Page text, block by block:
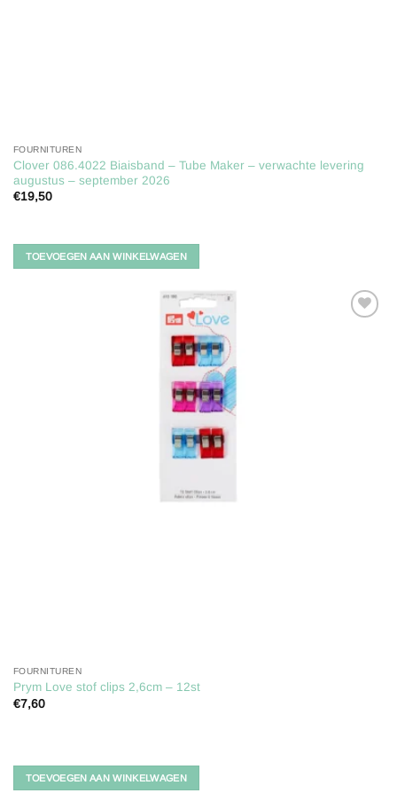
FOURNITUREN
Clover 086.4022 Biaisband – Tube Maker – verwachte levering
augustus – september 2026
€19,50
TOEVOEGEN AAN WINKELWAGEN
FOURNITUREN
Prym Love stof clips 2,6cm – 12st
€7,60
TOEVOEGEN AAN WINKELWAGEN